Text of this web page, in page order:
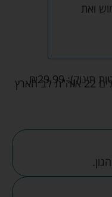
ואת
תינוק): ₪29.99
איסוף עצמי ללא עלות מרחוב הדקלים 22 אזה"ת לב הארץ